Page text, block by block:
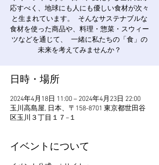
応すべく、地球にも人にも優しい食材が次々
と生まれています。 そんなサステナブルな
食材を使った商品や、料理・惣菜・スウィー
ツなどを通じて、 一緒に私たちの「食」の
未来を考えてみませんか？
日時・場所
2024年4月18日 11:00 – 2024年4月23日 22:00
玉川高島屋, 日本、〒158-8701 東京都世田谷
区玉川３丁目１７−１
イベントについて